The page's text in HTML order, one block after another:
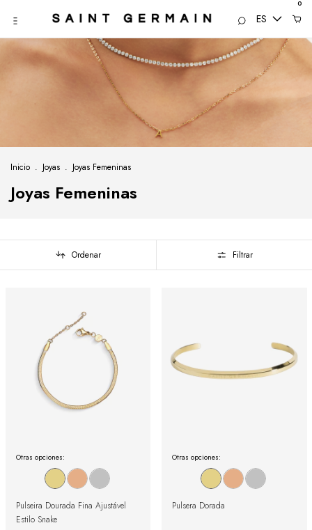
ES
0
Inicio . Joyas . Joyas Femeninas
Joyas Femeninas
Ordenar Filtrar
Otras opciones:
Pulseira Dourada Fina Ajustável
Estilo Snake
Otras opciones:
Pulsera Dorada